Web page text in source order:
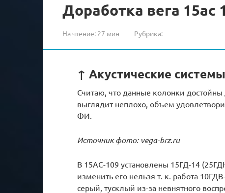
Доработка вега 15ас
На чтение: 27 мин Рубрика:
↑ Акустические
Считаю, что данные колонки достойны
выглядит неплохо, объем
ФИ.
Источник фото: vega-brz.ru
В 15АС-109 установлены 15ГД-14
изменить его нельзя т. к. работа
серый, тусклый из-за невнятного